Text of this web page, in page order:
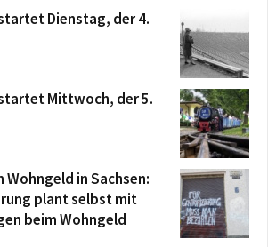
Dienstag, der 4.
Mittwoch, der 5.
in Sachsen:
plant selbst mit
beim Wohngeld